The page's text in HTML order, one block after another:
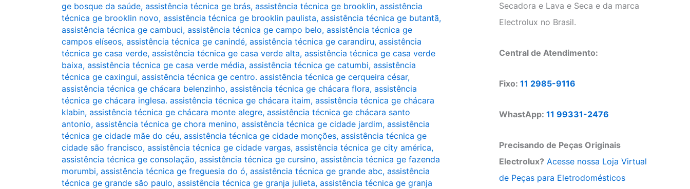
ge bosque da saúde, assistência técnica ge brás, assistência técnica ge brooklin, assistência
técnica ge brooklin novo, assistência técnica ge brooklin paulista, assistência técnica ge butantã,
assistência técnica ge cambuci, assistência técnica ge campo belo, assistência técnica ge
campos elíseos, assistência técnica ge canindé, assistência técnica ge carandiru, assistência
técnica ge casa verde, assistência técnica ge casa verde alta, assistência técnica ge casa verde
baixa, assistência técnica ge casa verde média, assistência técnica ge catumbi, assistência
técnica ge caxingui, assistência técnica ge centro. assistência técnica ge cerqueira césar,
assistência técnica ge chácara belenzinho, assistência técnica ge chácara flora, assistência
técnica ge chácara inglesa. assistência técnica ge chácara itaim, assistência técnica ge chácara
klabin, assistência técnica ge chácara monte alegre, assistência técnica ge chácara santo
antonio, assistência técnica ge chora menino, assistência técnica ge cidade jardim, assistência
técnica ge cidade mãe do céu, assistência técnica ge cidade monções, assistência técnica ge
cidade são francisco, assistência técnica ge cidade vargas, assistência técnica ge city américa,
assistência técnica ge consolação, assistência técnica ge cursino, assistência técnica ge fazenda
morumbi, assistência técnica ge freguesia do ó, assistência técnica ge grande abc, assistência
técnica ge grande são paulo, assistência técnica ge granja julieta, assistência técnica ge granja
Secadora e Lava e Seca e da marca
Electrolux no Brasil.
Central de Atendimento:
Fixo: 11 2985-9116
WhastApp: 11 99331-2476
Precisando de Peças Originais
Electrolux? Acesse nossa Loja Virtual
de Peças para Eletrodomésticos